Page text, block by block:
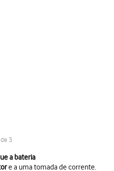
3
a bateria
e a uma tomada de corrente.